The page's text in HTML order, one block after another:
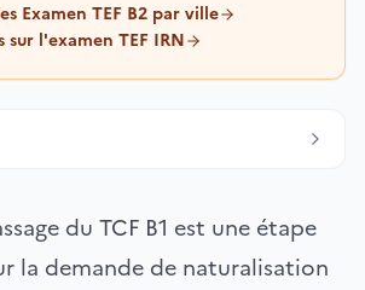
Examen TEF B2 par ville
sur l'examen TEF IRN
du TCF B1 est une étape
la demande de naturalisation